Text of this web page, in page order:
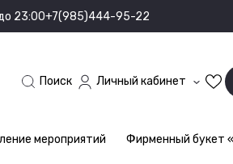
23:00+7(985)444-95-22
Поиск Личный кабинет
мероприятий Фирменный букет